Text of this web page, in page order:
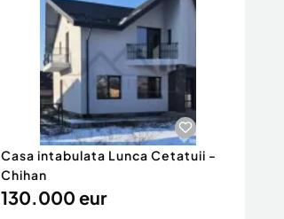
Casa intabulata Lunca Cetatuii -
Chihan
130.000 eur